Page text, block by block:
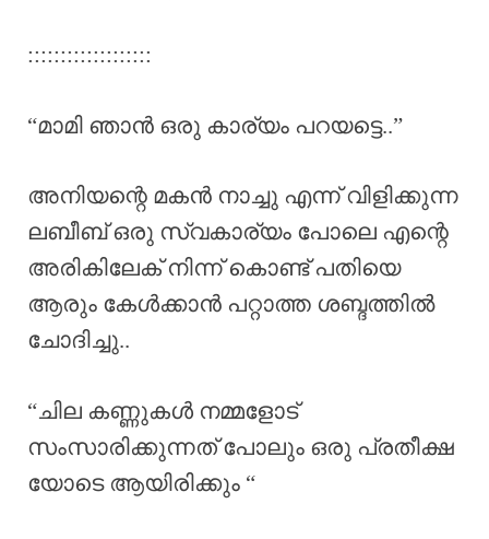
:::::::::::::::::::
“മാമി ഞാൻ ഒരു കാര്യം പറയട്ടെ..”
അനിയന്റെ മകൻ നാച്ചു എന്ന് വിളിക്കുന്ന
ലബീബ് ഒരു സ്വകാര്യം പോലെ എന്റെ
അരികിലേക് നിന്ന് കൊണ്ട് പതിയെ
ആരും കേൾക്കാൻ പറ്റാത്ത ശബ്ദത്തിൽ
ചോദിച്ചു..
“ചില കണ്ണുകൾ നമ്മളോട്
സംസാരിക്കുന്നത് പോലും ഒരു പ്രതീക്ഷ
യോടെ ആയിരിക്കും “